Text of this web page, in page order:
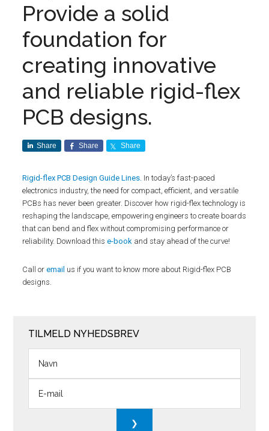
Provide a solid
foundation for
creating innovative
and reliable rigid-flex
PCB designs.
Share Share Share
Rigid-flex PCB Design Guide Lines. In today’s fast-paced
electronics industry, the need for compact, efficient, and versatile
PCBs has never been greater. Discover how rigid-flex technology is
reshaping the landscape, empowering engineers to create boards
that can bend and flex without compromising performance or
reliability. Download thise-book and stay ahead of the curve!
Call oremail us if you want to know more about Rigid-flex PCB
designs.
TILMELD NYHEDSBREV